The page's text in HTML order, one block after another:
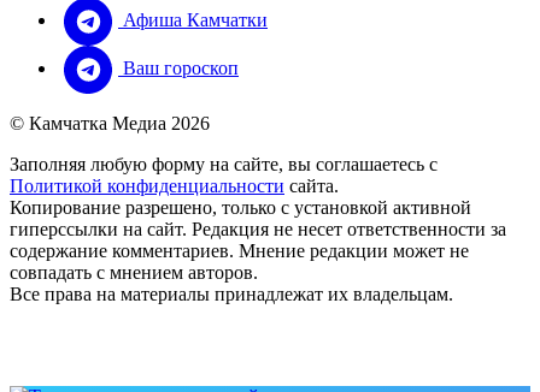
Афиша Камчатки
Ваш гороскоп
© Камчатка Медиа 2026
Заполняя любую форму на сайте, вы соглашаетесь с
Политикой конфиденциальности сайта.
Копирование разрешено, только с установкой активной
гиперссылки на сайт. Редакция не несет ответственности за
содержание комментариев. Мнение редакции может не
совпадать с мнением авторов.
Все права на материалы принадлежат их владельцам.